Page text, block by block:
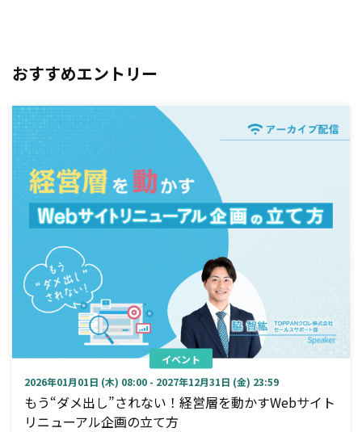
おすすめエントリー
イベント
2026年01月01日 (木) 08:00 - 2027年12月31日 (金) 23:59
もう“ダメ出し”されない！経営層を動かすWebサイト
リニューアル企画の立て方